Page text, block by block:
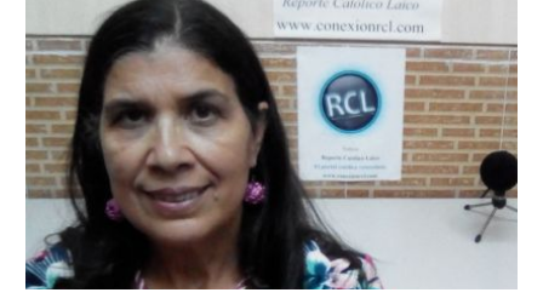
58
años
los
Cursillos
de
Cristiandad
han
evangelizado
150.000